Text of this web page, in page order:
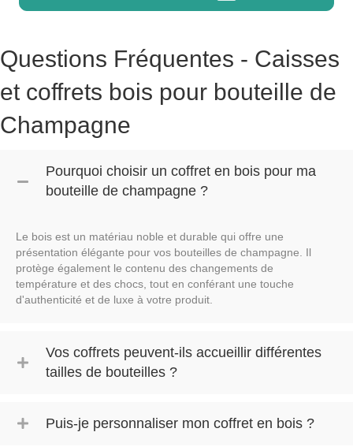
Questions Fréquentes - Caisses
et coffrets bois pour bouteille de
Champagne
Pourquoi choisir un coffret en bois pour ma
bouteille de champagne ?
Le bois est un matériau noble et durable qui offre une
présentation élégante pour vos bouteilles de champagne. Il
protège également le contenu des changements de
température et des chocs, tout en conférant une touche
d'authenticité et de luxe à votre produit.
Vos coffrets peuvent-ils accueillir différentes
tailles de bouteilles ?
Puis-je personnaliser mon coffret en bois ?